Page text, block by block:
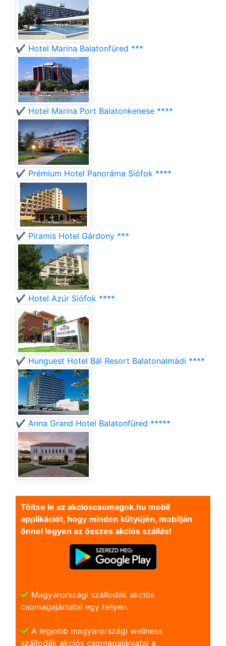
✔️ Hotel Marina Balatonfüred ***
✔️ Hotel Marina Port Balatonkenese ****
✔️ Prémium Hotel Panoráma Siófok ****
✔️ Piramis Hotel Gárdony ***
✔️ Hotel Azúr Siófok ****
✔️ Hunguest Hotel Bál Resort Balatonalmádi ****
✔️ Anna Grand Hotel Balatonfüred *****
Töltse le az akcioscsomagok.hu mobil
applikációt, hogy minden kütyüjén, mobilján
önnel legyen az összes akciós szállás!
Magyarországi szállodák akciós
csomagajánlatai egy helyen.
A legjobb magyarországi wellness
szállodák akciós csomagajánlatai a